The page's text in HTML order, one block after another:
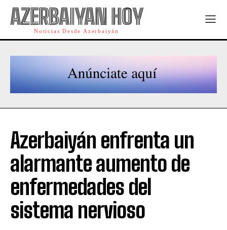
AZERBAIYAN HOY
Noticias Desde Azerbaiyán
Azerbaiyán enfrenta un
alarmante aumento de
enfermedades del
sistema nervioso